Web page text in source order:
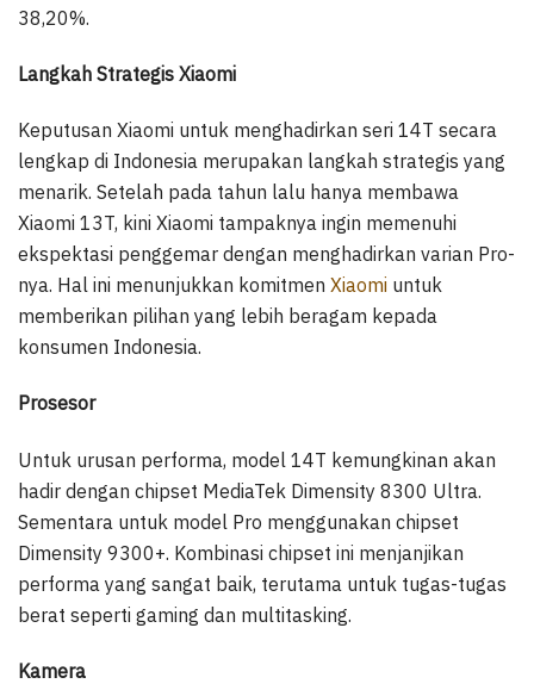
38,20%.
Langkah Strategis Xiaomi
Keputusan Xiaomi untuk menghadirkan seri 14T secara
lengkap di Indonesia merupakan langkah strategis yang
menarik. Setelah pada tahun lalu hanya membawa
Xiaomi 13T, kini Xiaomi tampaknya ingin memenuhi
ekspektasi penggemar dengan menghadirkan varian Pro-
nya. Hal ini menunjukkan komitmen Xiaomi untuk
memberikan pilihan yang lebih beragam kepada
konsumen Indonesia.
Prosesor
Untuk urusan performa, model 14T kemungkinan akan
hadir dengan chipset MediaTek Dimensity 8300 Ultra.
Sementara untuk model Pro menggunakan chipset
Dimensity 9300+. Kombinasi chipset ini menjanjikan
performa yang sangat baik, terutama untuk tugas-tugas
berat seperti gaming dan multitasking.
Kamera